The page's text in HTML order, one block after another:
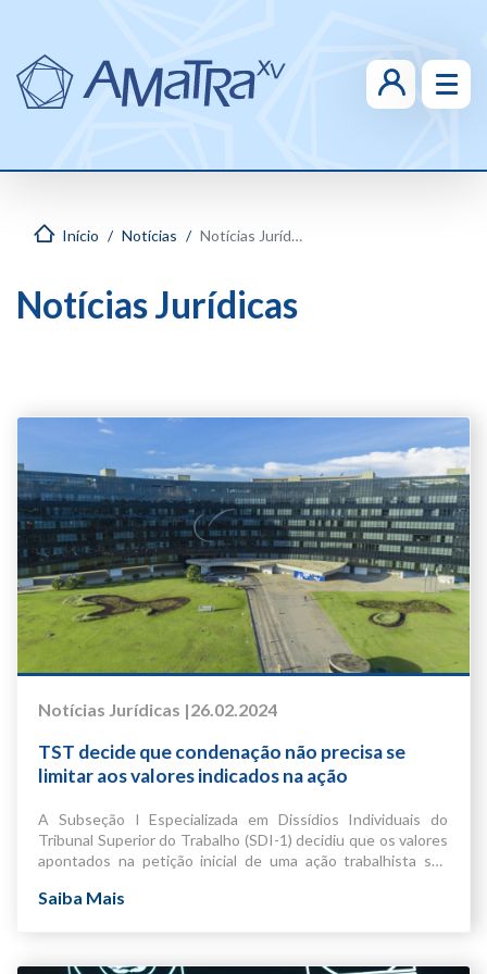
Notícias Jurídicas
Início Notícias Notícias Jurídicas
Notícias Jurídicas |26.02.2024
TST decide que condenação não precisa se
limitar aos valores indicados na ação
A Subseção I Especializada em Dissídios Individuais do
Tribunal Superior do Trabalho (SDI-1) decidiu que os valores
apontados na petição inicial de uma ação trabalhista são
arbitrado pelo julgador à condenação. Para o colegiado, a
pretensão de forma razoável, mas ela não deve impedir o
Saiba Mais